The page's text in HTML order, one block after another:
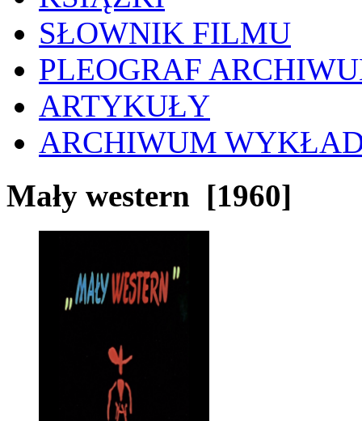
SŁOWNIK FILMU
PLEOGRAF
ARTYKUŁY
ARCHIWUM
Mały western [1960]